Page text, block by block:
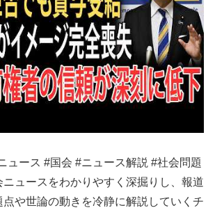
ュース #国会 #ニュース解説 #社会問題
ニュースをわかりやすく深掘りし、報道
や世論の動きを冷静に解説していくチ